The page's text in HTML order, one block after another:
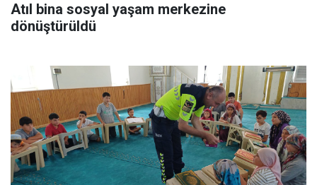
Atıl bina sosyal yaşam merkezine
dönüştürüldü